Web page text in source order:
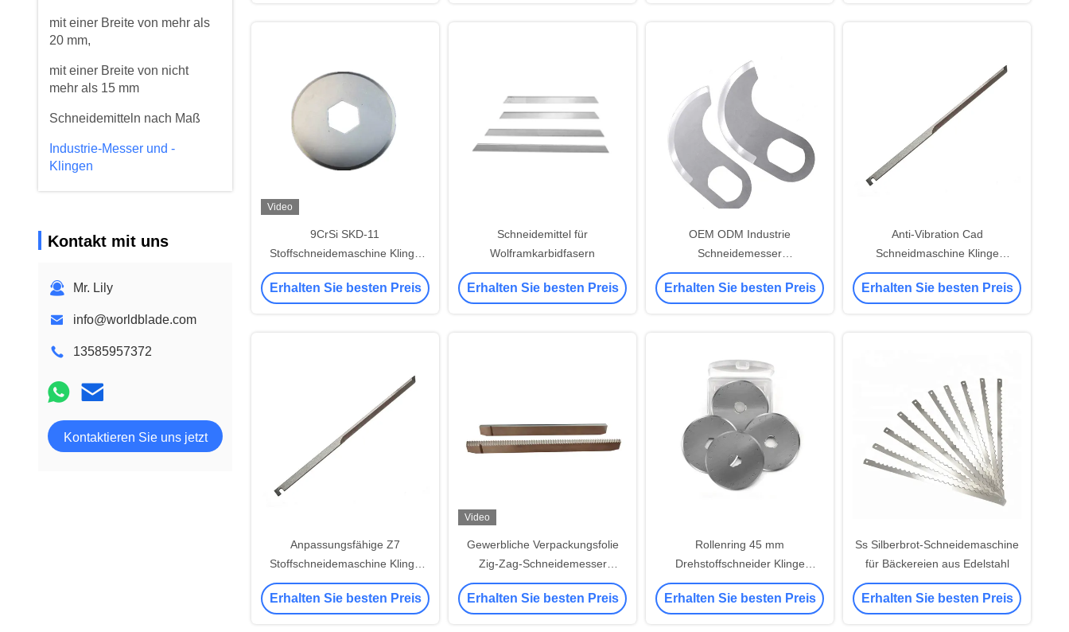
mit einer Breite von mehr als
20 mm,
mit einer Breite von nicht
mehr als 15 mm
Schneidemitteln nach Maß
Industrie-Messer und -
Klingen
Kontakt mit uns
Mr. Lily
info@worldblade.com
13585957372
Kontaktieren Sie uns jetzt
Video
9CrSi SKD-11
Stoffschneidemaschine Klinge
Textilschneidemaschine
Erhalten Sie besten Preis
Schneidemittel für
Wolframkarbidfasern
Erhalten Sie besten Preis
OEM ODM Industrie
Schneidemesser
Schneidemesser zum Schneiden
von Gemüse Kunststoff
Erhalten Sie besten Preis
Anti-Vibration Cad
Schneidmaschine Klinge
Industrie Nähmaschine Klinge
rostfeste
Erhalten Sie besten Preis
Anpassungsfähige Z7
Stoffschneidemaschine Klinge
zum Nähen und Textil
Erhalten Sie besten Preis
Video
Gewerbliche Verpackungsfolie
Zig-Zag-Schneidemesser
Cr12MoV
Erhalten Sie besten Preis
Rollenring 45 mm
Drehstoffschneider Klinge
geeignet für Olfa Alfa
Drehschneider
Erhalten Sie besten Preis
Ss Silberbrot-Schneidemaschine
für Bäckereien aus Edelstahl
Erhalten Sie besten Preis